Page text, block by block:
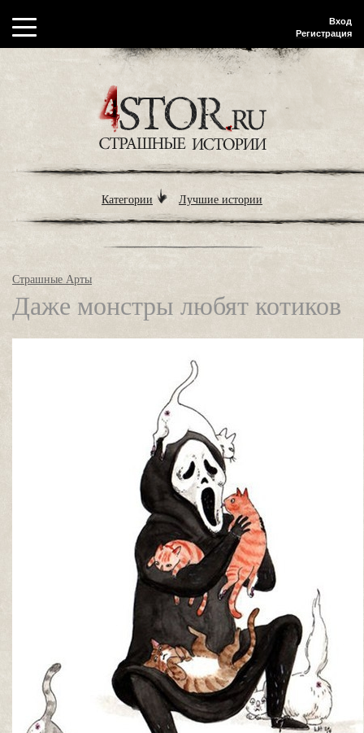
Вход
Регистрация
Категории Лучшие истории
Страшные Арты
Даже монстры любят котиков